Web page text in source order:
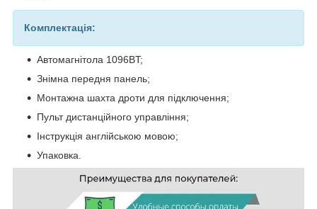
Комплектація:
Автомагнітола 1096BT;
Знімна передня панель;
Монтажна шахта дроти для підключення;
Пульт дистанційного управління;
Інструкція англійською мовою;
Упаковка.